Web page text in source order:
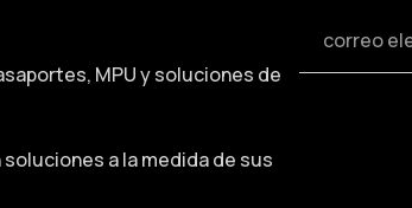
MPU y soluciones de
a la medida de sus